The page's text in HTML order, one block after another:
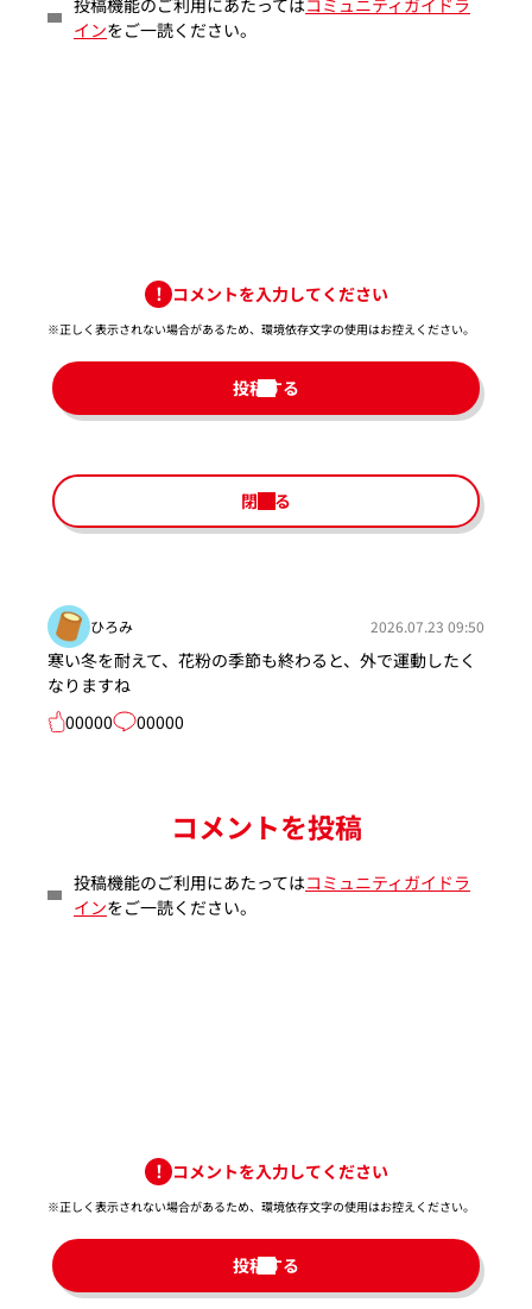
インをご一読ください。
コメントを入力してください
※正しく表示されない場合があるため、環境依存文字の使用はお控えください。​
投稿する
閉じる
ひろみ 2026.07.23 09:50
寒い冬を耐えて、花粉の季節も終わると、外で運動したく
なりますね
00000
00000
コメントを投稿
投稿機能のご利用にあたってはコミュニティガイドラ
インをご一読ください。
コメントを入力してください
※正しく表示されない場合があるため、環境依存文字の使用はお控えください。​
投稿する